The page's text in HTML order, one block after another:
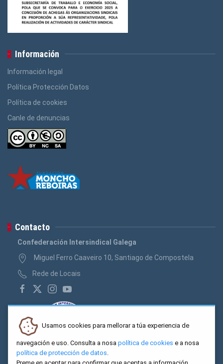
Información
Información legal
Política Protección Datos
Política de cookies
Canle de denuncias
Contacto
Confederación Intersindical Galega
Miguel Ferro Caaveiro 10, Santiago de Compostela
Rede de Locais
Usamos cookies para mellorar a túa experiencia de
navegación e uso. Consulta a nosa política de cookies e a nosa
política de protección de datos.